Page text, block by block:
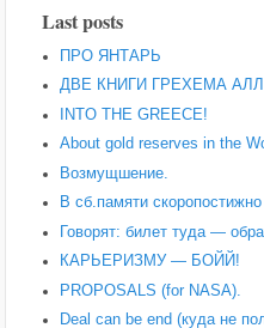
Last posts
ПРО ЯНТАРЬ
ДВЕ КНИГИ ГРЕХЕМА
INTO THE GREECE!
About gold reserves in the
Возмущшение.
В сб.памяти
Говорят: билет туда —
КАРЬЕРИЗМУ — БОЙЙ!
PROPOSALS (for NASA).
Deal can be end (куда не